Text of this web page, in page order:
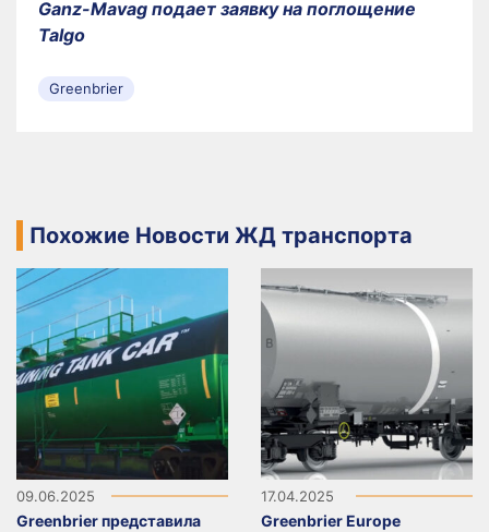
Ganz-Mavag подает заявку на поглощение
Talgo
Greenbrier
Похожие Новости ЖД транспорта
09.06.2025
Greenbrier представила
17.04.2025
Greenbrier Europe